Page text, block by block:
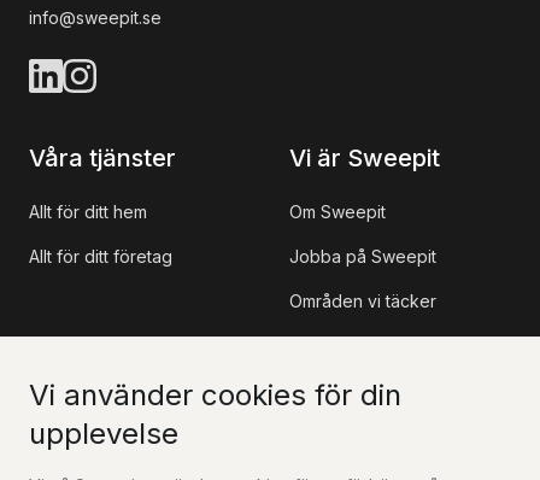
Vi använder cookies för din
upplevelse
info@sweepit.se
Våra tjänster
Allt för ditt hem
Allt för ditt företag
Vi är Sweepit
Om Sweepit
Jobba på Sweepit
Områden vi täcker
Information Kontakt